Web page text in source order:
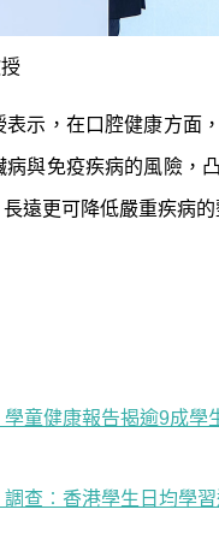
示，在口腔健康方面
與免疫疾病的風險，
遠更可降低嚴重疾病
童健康報告揭逾9成學
調查︰香港學生日均學